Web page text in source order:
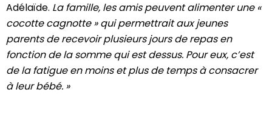
Adélaïde. La famille, les amis peuvent alimenter une «
cocotte cagnotte » qui permettrait aux jeunes
parents de recevoir plusieurs jours de repas en
fonction de la somme qui est dessus. Pour eux, c’est
de la fatigue en moins et plus de temps à consacrer
à leur bébé. »